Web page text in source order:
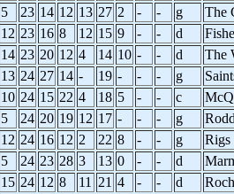
5 23 14 12 13 27 2 - - g
The
12 23 16 8 12 15 9 - - d
14 23 20 12 4 14 10 - - d
The
13 24 27 14 - 19 - - - g
10 24 15 22 4 18 5 - - c
5 24 20 19 12 17 - - - g
12 24 16 12 2 22 8 - - g
5 24 23 28 3 13 0 - - d
15 24 12 8 11 21 4 - - d